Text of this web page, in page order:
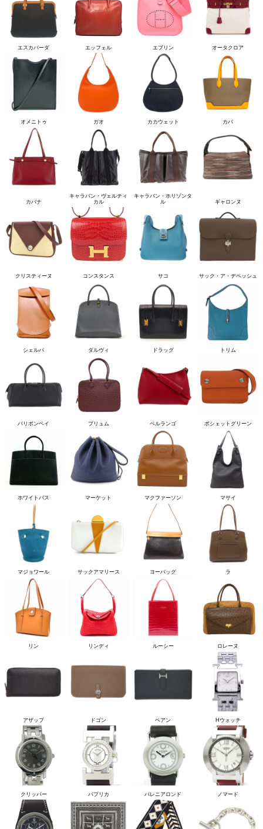
エスカパーダ エッフェル エブリン オータクロア
オメニトゥ ガオ カカウェット カバ
カバナ
キャラバン・ヴェルティ
カル
キャラバン・ホリゾンタ
ル
ギャロンヌ
クリスティーヌ コンスタンス サコ サック・ア・デペッシュ
シェルパ ダルヴィ ドラッグ トリム
パリボンベイ プリュム ベルランゴ ポシェットグリーン
ホワイトバス マーケット マクファーソン マサイ
マジョワール サックアマリース ヨーバッグ ラ
リン リンディ ルーシー ロレーヌ
アザップ ドゴン ベアン Hウォッチ
クリッパー パプリカ バレニアロンド ノマード